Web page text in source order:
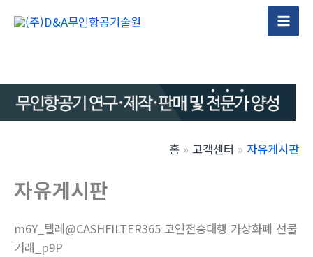
건
뛰
Main
홈 고객센터 자유게시판
자유게시판
m6Y_텔레@CASHFILTER365 코인전송대행 가상화폐 선물
거래_p9P